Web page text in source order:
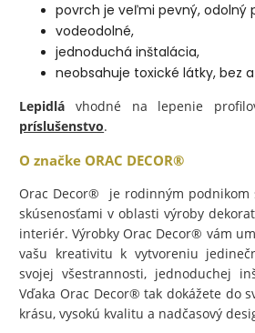
povrch je veľmi pevný, odolný
vodeodolné,
jednoduchá inštalácia,
neobsahuje toxické látky, bez
Lepidlá vhodné na lepenie
príslušenstvo.
O značke ORAC DECOR®
Orac Decor® je rodinným podnikom
skúsenosťami v oblasti výroby
interiér. Výrobky Orac Decor® vám
vašu kreativitu k vytvoreniu
svojej všestrannosti, jednoduchej
Vďaka Orac Decor® tak dokážete do
krásu, vysokú kvalitu a nadčasový